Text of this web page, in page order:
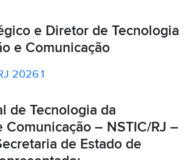
e Diretor de Tecnologia
e Comunicação
2026.1
de Tecnologia da
Comunicação – NSTIC/RJ –
de Estado de